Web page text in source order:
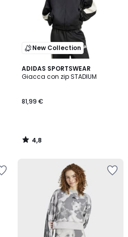
New Collection
ADIDAS SPORTSWEAR
Giacca con zip STADIUM
81,99 €
4,8
/ 5
4,8
/